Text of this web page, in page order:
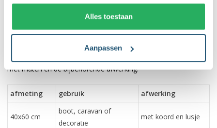
Alles toestaan
Aanpassen
Een vlag kan voor veel doeleinden gebruikt worden. Bij ons
heeft iedere maat vlag zijn eigen bevestigingsmethode. Deze
met maten en de bijbehorende afwerking.
afmeting gebruik afwerking
40x60 cm
boot, caravan of
decoratie
met koord en lusje